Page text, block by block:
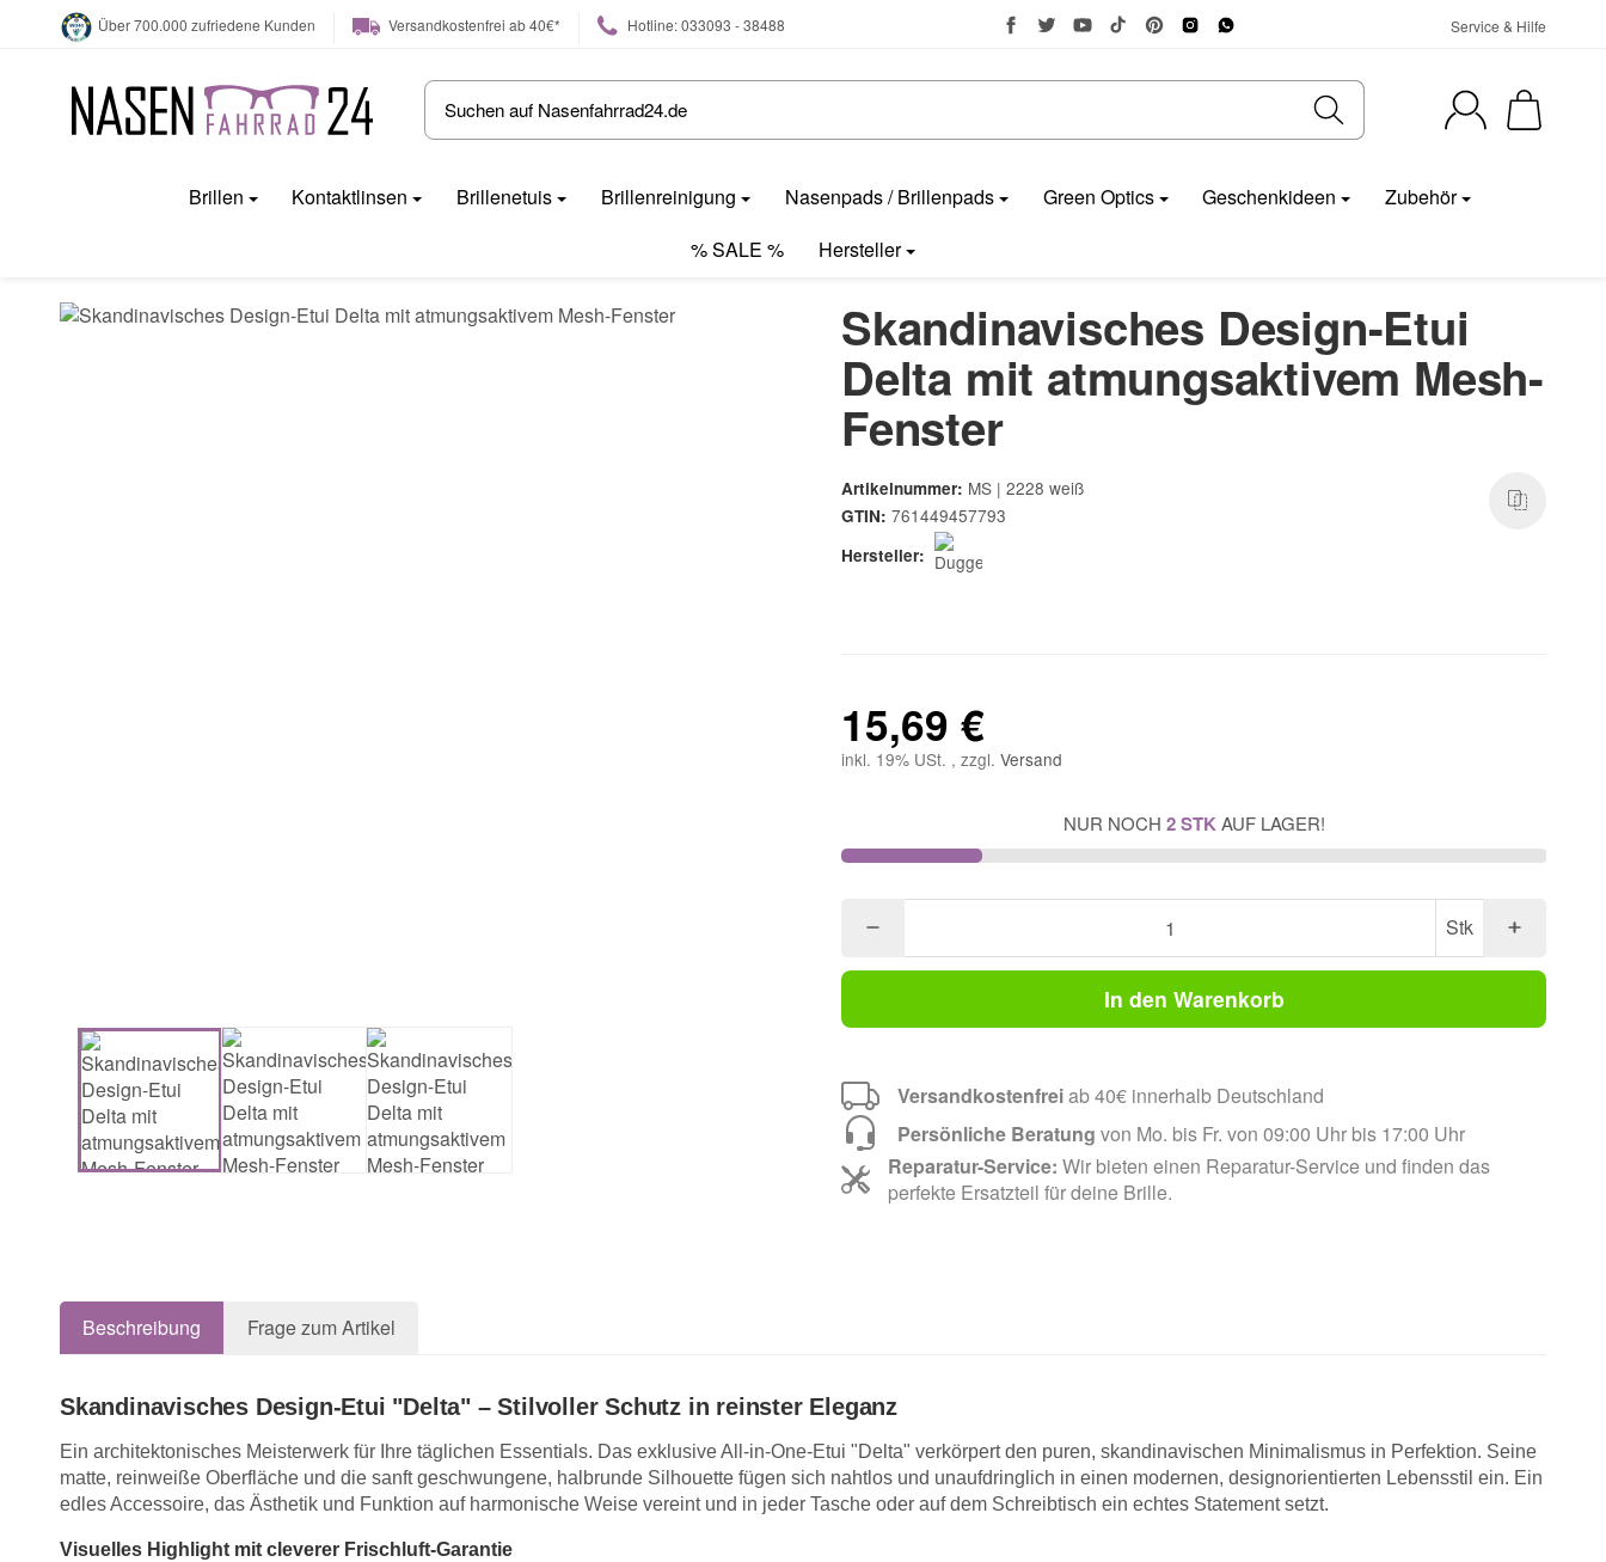
Über 700.000 zufriedene Kunden Versandkostenfrei ab 40€* Hotline: 033093 - 38488 Service & Hilfe
Brillen Kontaktlinsen Brillenetuis Brillenreinigung Nasenpads / Brillenpads Green Optics Geschenkideen
Zubehör
% SALE %
Hersteller
Skandinavisches Design-Etui
Delta mit atmungsaktivem Mesh-
Fenster
Artikelnummer: MS | 2228 weiß
GTIN: 761449457793
Hersteller:
15,69 €
inkl. 19% USt. , zzgl. Versand
NUR NOCH 2 STK AUF LAGER!
Stk
In den Warenkorb
Versandkostenfreiab 40€ innerhalb Deutschland
Persönliche Beratung von Mo. bis Fr. von 09:00 Uhr bis 17:00 Uhr
Reparatur-Service: Wir bieten einen Reparatur-Service und finden das
perfekte Ersatzteil für deine Brille.
Beschreibung Frage zum Artikel
Skandinavisches Design-Etui "Delta" – Stilvoller Schutz in reinster Eleganz
Ein architektonisches Meisterwerk für Ihre täglichen Essentials. Das exklusive All-in-One-Etui "Delta" verkörpert den puren, skandinavischen Minimalismus in Perfektion. Seine
matte, reinweiße Oberfläche und die sanft geschwungene, halbrunde Silhouette fügen sich nahtlos und unaufdringlich in einen modernen, designorientierten Lebensstil ein. Ein
edles Accessoire, das Ästhetik und Funktion auf harmonische Weise vereint und in jeder Tasche oder auf dem Schreibtisch ein echtes Statement setzt.
Visuelles Highlight mit cleverer Frischluft-Garantie